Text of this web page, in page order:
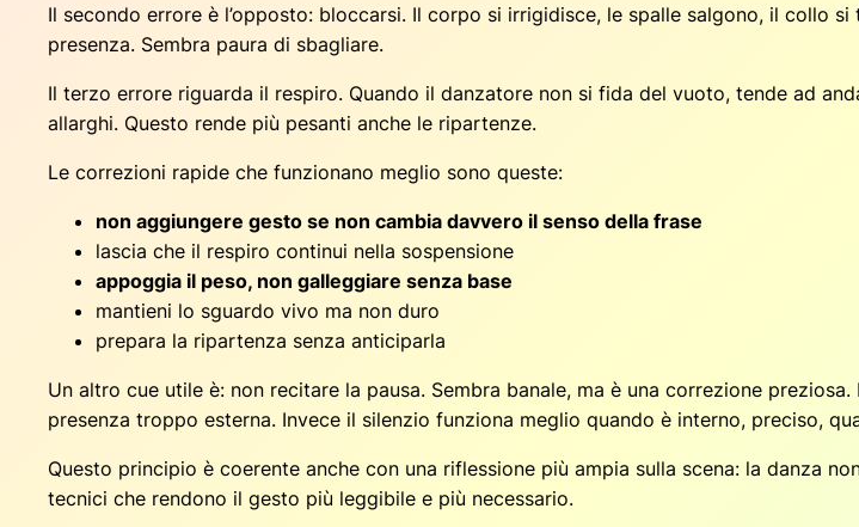
Il secondo errore è l’opposto: bloccarsi. Il corpo si irrigidisce, le spalle salgono, il collo
presenza. Sembra paura di sbagliare.
Il terzo errore riguarda il respiro. Quando il danzatore non si fida del vuoto, tende ad
allarghi. Questo rende più pesanti anche le ripartenze.
Le correzioni rapide che funzionano meglio sono queste:
non aggiungere gesto se non cambia davvero il senso della frase
lascia che il respiro continui nella sospensione
appoggia il peso, non galleggiare senza base
mantieni lo sguardo vivo ma non duro
prepara la ripartenza senza anticiparla
Un altro cue utile è: non recitare la pausa. Sembra banale, ma è una correzione
presenza troppo esterna. Invece il silenzio funziona meglio quando è interno, preciso,
Questo principio è coerente anche con una riflessione più ampia sulla scena: la danza
tecnici che rendono il gesto più leggibile e più necessario.